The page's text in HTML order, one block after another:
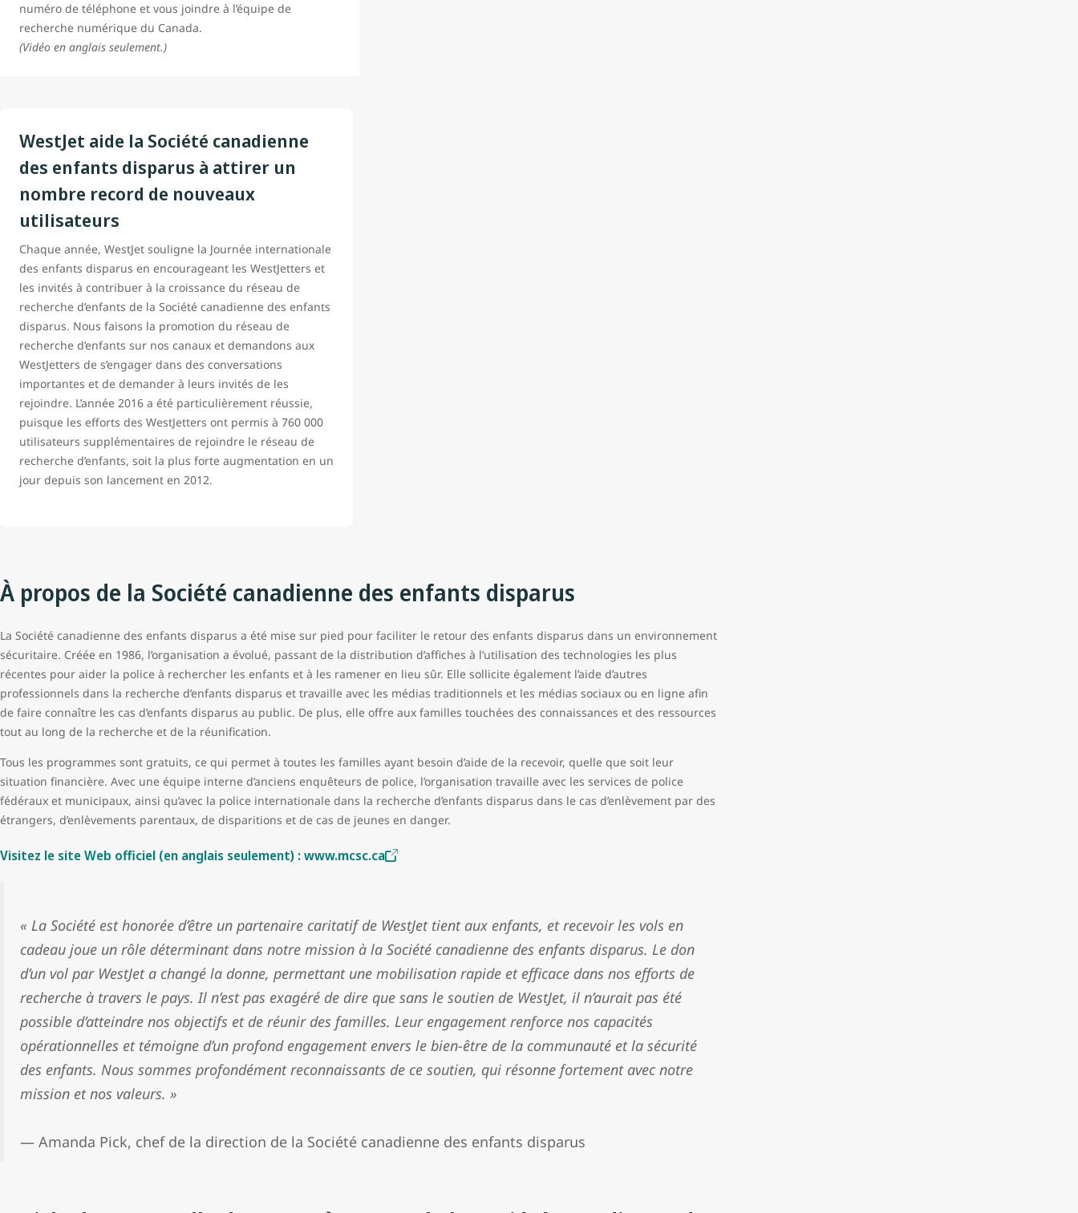
numéro de téléphone et vous joindre à l’équipe de
recherche numérique du Canada.
(Vidéo en anglais seulement.)
WestJet aide la Société canadienne
des enfants disparus à attirer un
nombre record de nouveaux
utilisateurs
Chaque année, WestJet souligne la Journée internationale
des enfants disparus en encourageant les WestJetters et
les invités à contribuer à la croissance du réseau de
recherche d’enfants de la Société canadienne des enfants
disparus. Nous faisons la promotion du réseau de
recherche d’enfants sur nos canaux et demandons aux
WestJetters de s’engager dans des conversations
importantes et de demander à leurs invités de les
rejoindre. L’année 2016 a été particulièrement réussie,
puisque les efforts des WestJetters ont permis à 760 000
utilisateurs supplémentaires de rejoindre le réseau de
recherche d’enfants, soit la plus forte augmentation en un
jour depuis son lancement en 2012.
À propos de la Société canadienne des enfants disparus
La Société canadienne des enfants disparus a été mise sur pied pour faciliter le retour des enfants disparus dans un environnement
sécuritaire. Créée en 1986, l’organisation a évolué, passant de la distribution d’affiches à l’utilisation des technologies les plus
récentes pour aider la police à rechercher les enfants et à les ramener en lieu sûr. Elle sollicite également l’aide d’autres
professionnels dans la recherche d’enfants disparus et travaille avec les médias traditionnels et les médias sociaux ou en ligne afin
de faire connaître les cas d’enfants disparus au public. De plus, elle offre aux familles touchées des connaissances et des ressources
tout au long de la recherche et de la réunification.
Tous les programmes sont gratuits, ce qui permet à toutes les familles ayant besoin d’aide de la recevoir, quelle que soit leur
situation financière. Avec une équipe interne d’anciens enquêteurs de police, l’organisation travaille avec les services de police
fédéraux et municipaux, ainsi qu’avec la police internationale dans la recherche d’enfants disparus dans le cas d’enlèvement par des
étrangers, d’enlèvements parentaux, de disparitions et de cas de jeunes en danger.
Visitez le site Web officiel (en anglais seulement) : www.mcsc.ca
« La Société est honorée d’être un partenaire caritatif de WestJet tient aux enfants, et recevoir les vols en
cadeau joue un rôle déterminant dans notre mission à la Société canadienne des enfants disparus. Le don
d’un vol par WestJet a changé la donne, permettant une mobilisation rapide et efficace dans nos efforts de
recherche à travers le pays. Il n’est pas exagéré de dire que sans le soutien de WestJet, il n’aurait pas été
possible d’atteindre nos objectifs et de réunir des familles. Leur engagement renforce nos capacités
opérationnelles et témoigne d’un profond engagement envers le bien-être de la communauté et la sécurité
des enfants. Nous sommes profondément reconnaissants de ce soutien, qui résonne fortement avec notre
mission et nos valeurs. »
— Amanda Pick, chef de la direction de la Société canadienne des enfants disparus